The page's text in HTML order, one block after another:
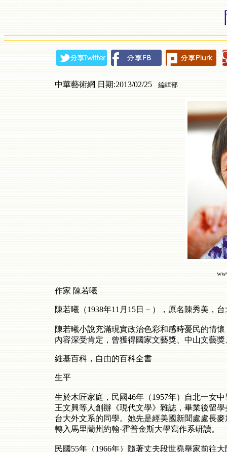
中華藝術網 日期:2013/02/25 編輯部
作家 陳若曦
陳若曦（1938年11月15日－），原名陳秀美，
陳若曦小說充滿現實政治色彩和感時憂民的情
內容深受肯定，曾獲得國家文藝獎、中山文藝
維基百科，自由的百科全書
生平
生於木匠家庭，民國46年（1957年）自北一女
王文興等人創辦《現代文學》雜誌，畢業後留
台大外文系的同學。她先是經美國新聞處處長
轉入馬里蘭州約翰·霍普金斯大學寫作系研讀。
民國55年（1966年）隨著丈夫段世堯舉家前往